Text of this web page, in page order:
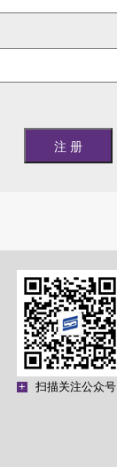
+ 扫描关注公众号